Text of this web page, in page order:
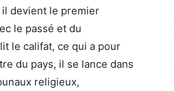
devient le premier
le passé et du
le califat, ce qui a pour
du pays, il se lance dans
religieux,